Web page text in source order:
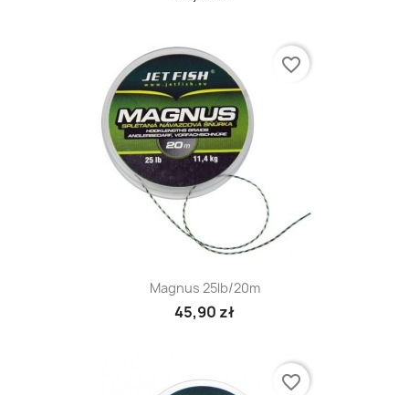
Magnus 25lb/20m
45,90 zł
favorite_border
favorite_border